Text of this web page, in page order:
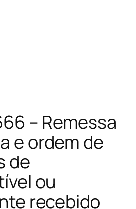
– Remessa
e ordem de
de
ou
recebido